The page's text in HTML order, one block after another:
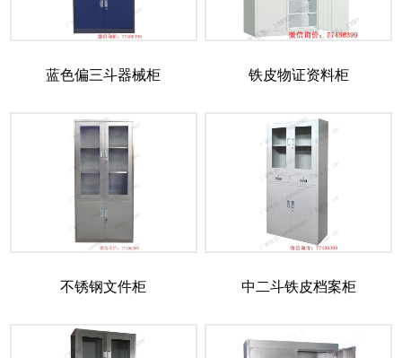
蓝色偏三斗器械柜 铁皮物证资料柜
不锈钢文件柜 中二斗铁皮档案柜